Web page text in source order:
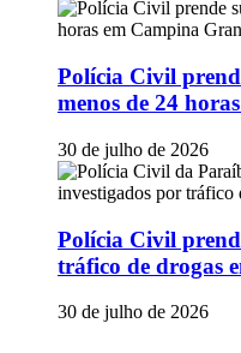
Polícia Civil
menos de 24
30 de julho de 2026
Polícia Civil
tráfico de drogas
30 de julho de 2026